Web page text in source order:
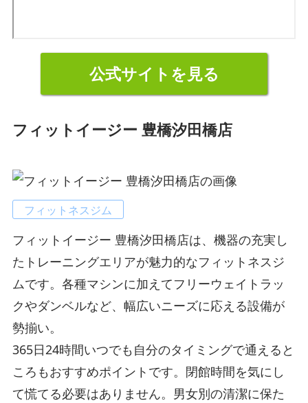
公式サイトを見る
フィットイージー 豊橋汐田橋店
フィットネスジム
フィットイージー 豊橋汐田橋店は、機器の充実し
たトレーニングエリアが魅力的なフィットネスジ
ムです。各種マシンに加えてフリーウェイトラッ
クやダンベルなど、幅広いニーズに応える設備が
勢揃い。
365日24時間いつでも自分のタイミングで通えると
ころもおすすめポイントです。閉館時間を気にし
て慌てる必要はありません。男女別の清潔に保た